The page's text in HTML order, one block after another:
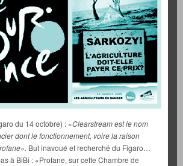
du 14 octobre) : «Clearstream est le nom
dont le fonctionnement, voire la raison
». But inavoué et recherché du Figaro…
à BiBi : «Profane, sur cette Chambre de